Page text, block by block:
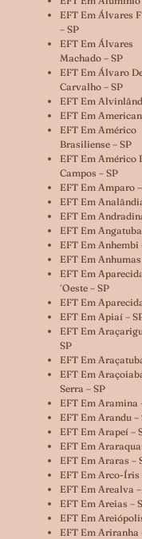
EFT Em Álvares
– SP
EFT Em Álvares
Machado – SP
EFT Em Álvaro
Carvalho – SP
EFT Em
EFT Em
EFT Em Américo
Brasiliense – SP
EFT Em Américo
Campos – SP
EFT Em Amparo
EFT Em
EFT Em
EFT Em
EFT Em Anhembi
EFT Em Anhumas
EFT Em
´oeste – SP
EFT Em
EFT Em Apiaí –
EFT Em
SP
EFT Em
EFT Em
Serra – SP
EFT Em Aramina
EFT Em Arandu –
EFT Em Arapeí –
EFT Em
EFT Em Araras –
EFT Em Arco-Íris
EFT Em Arealva –
EFT Em Areias –
EFT Em
EFT Em Ariranha